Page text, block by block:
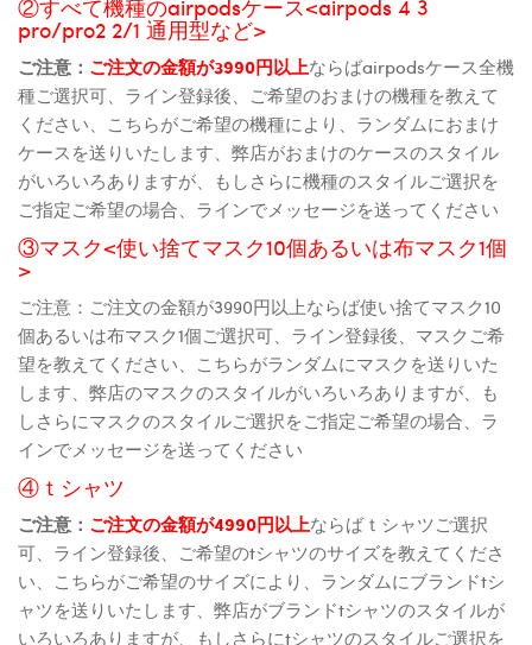
②すべて機種のairpodsケース<airpods 4 3
pro/pro2 2/1 通用型など>
ご注意： ご注文の金額が3990円以上ならばairpodsケース全機
種ご選択可、ライン登録後、ご希望のおまけの機種を教えて
ください、こちらがご希望の機種により、ランダムにおまけ
ケースを送りいたします、弊店がおまけのケースのスタイル
がいろいろありますが、もしさらに機種のスタイルご選択を
ご指定ご希望の場合、ラインでメッセージを送ってください
③マスク<使い捨てマスク10個あるいは布マスク1個
>
ご注意：ご注文の金額が3990円以上ならば使い捨てマスク10
個あるいは布マスク1個ご選択可、ライン登録後、マスクご希
望を教えてください、こちらがランダムにマスクを送りいた
します、弊店のマスクのスタイルがいろいろありますが、も
しさらにマスクのスタイルご選択をご指定ご希望の場合、ラ
インでメッセージを送ってください
④ｔシャツ
ご注意： ご注文の金額が4990円以上ならばｔシャツご選択
可、ライン登録後、ご希望のtシャツのサイズを教えてくださ
い、こちらがご希望のサイズにより、ランダムにブランドtシ
ャツを送りいたします、弊店がブランドtシャツのスタイルが
いろいろありますが、もしさらにtシャツのスタイルご選択を